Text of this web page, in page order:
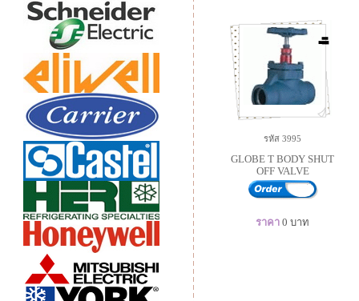
รหัส 3995
GLOBE T BODY SHUT
OFF VALVE
ราคา 0 บาท